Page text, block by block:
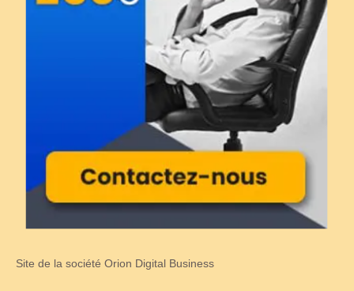
Site de la société Orion Digital Business